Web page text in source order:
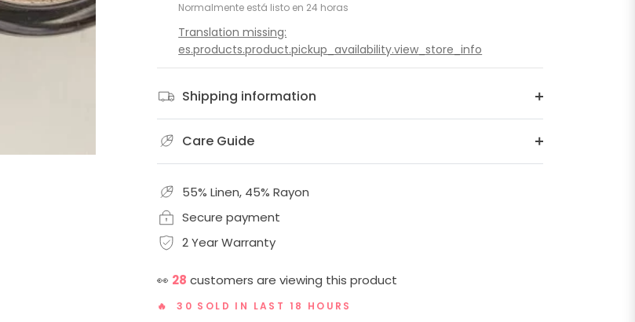
Normalmente está listo en 24 horas
Translation missing:
es.products.product.pickup_availability.view_store_info
Shipping information
Care Guide
55% Linen, 45% Rayon
Secure payment
2 Year Warranty
👀 28 customers are viewing this product
🔥 30 SOLD IN LAST 18 HOURS